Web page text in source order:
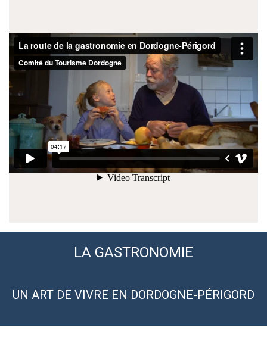
LA GASTRONOMIE
UN ART DE VIVRE EN DORDOGNE-PÉRIGORD